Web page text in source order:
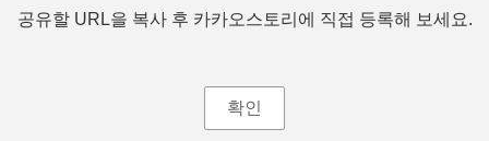
공유할 URL을 복사 후 카카오스토리에 직접 등록해 보세요.
확인